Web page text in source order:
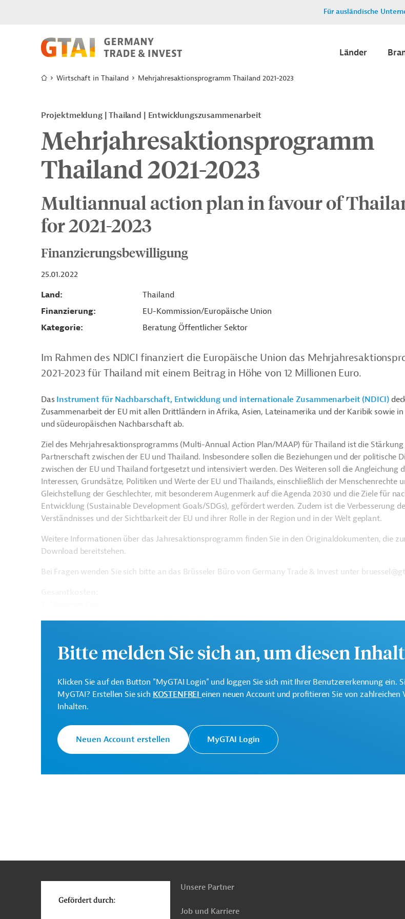
Für ausländische
Länder
Wirtschaft in Thailand Mehrjahresaktionsprogramm Thailand 2021-2023
Projektmeldung Thailand Entwicklungszusammenarbeit
Mehrjahresaktionsprogramm
Thailand 2021-2023
Multiannual action plan in favour of
for 2021-2023
Finanzierungsbewilligung
25.01.2022
Land
Thailand
Finanzierung
EU-Kommission/Europäische Union
Kategorie
Beratung Öffentlicher Sektor
Im Rahmen des NDICI finanziert die Europäische Union das
2021-2023 für Thailand mit einem Beitrag in Höhe von 12 Millionen Euro.
Das Instrument für Nachbarschaft, Entwicklung und internationale Zusammenarbeit (NDICI)
Zusammenarbeit der EU mit allen Drittländern in Afrika, Asien, Lateinamerika und der Karibik sowie
und südeuropäischen Nachbarschaft ab.
Ziel des Mehrjahresaktionsprogramms (Multi-Annual Action Plan/MAAP) für Thailand ist die Stärkung
Partnerschaft zwischen der EU und Thailand. Insbesondere sollen die Beziehungen und der politische
zwischen der EU und Thailand fortgesetzt und intensiviert werden. Des Weiteren soll die Angleichung
Interessen, Grundsätze, Politiken und Werte der EU und Thailands, einschließlich der Menschenrechte
Gleichstellung der Geschlechter, mit besonderem Augenmerk auf die Agenda 2030 und die Ziele für
Entwicklung (Sustainable Development Goals/SDGs), gefördert werden. Zudem ist die Verbesserung
Verständnisses und der Sichtbarkeit der EU und ihrer Rolle in der Region und in der Welt geplant.
Weitere Informationen über das Jahresaktionsprogramm finden Sie in den Originaldokumenten, die
Download bereitstehen.
Bei Fragen wenden Sie sich bitte an das Brüsseler Büro von Germany Trade & Invest unter
Kontaktadresse
Europäische Kommission
Originaldokumente:
Bitte melden Sie sich an, um diesen
Klicken Sie auf den Button "MyGTAI Login" und loggen Sie sich mit Ihrer Benutzererkennung ein.
MyGTAI? Erstellen Sie sich KOSTENFREI einen neuen Account und profitieren Sie von zahlreichen
Inhalten.
Neuen Account erstellen MyGTAI Login
oben
Unsere Partner
Job und Karriere